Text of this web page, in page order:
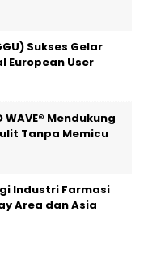
Sukses Gelar
European User
WAVE® Mendukung
Tanpa Memicu
Industri Farmasi
Area dan Asia